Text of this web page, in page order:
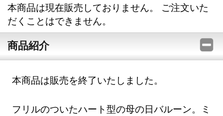
本商品は現在販売しておりません。 ご注文いた
だくことはできません。
商品紹介
本商品は販売を終了いたしました。
フリルのついたハート型の母の日バルーン。ミ